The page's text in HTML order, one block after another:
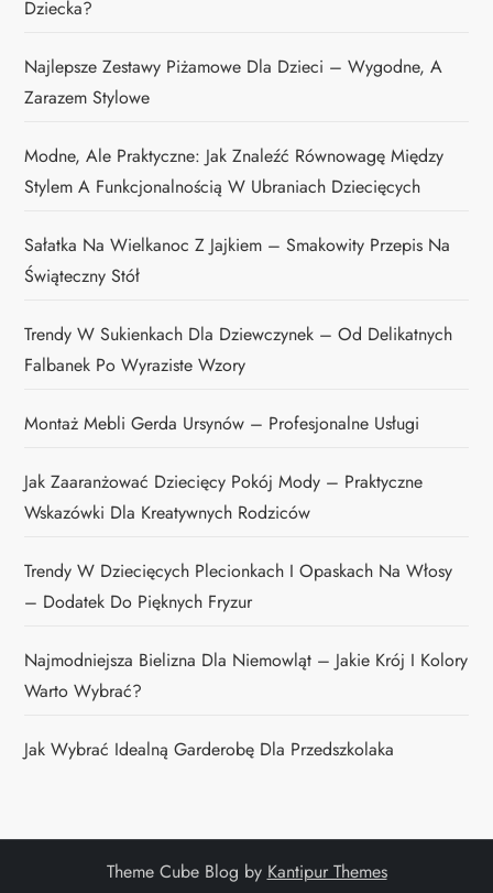
Dziecka?
Najlepsze Zestawy Piżamowe Dla Dzieci – Wygodne, A
Zarazem Stylowe
Modne, Ale Praktyczne: Jak Znaleźć Równowagę Między
Stylem A Funkcjonalnością W Ubraniach Dziecięcych
Sałatka Na Wielkanoc Z Jajkiem – Smakowity Przepis Na
Świąteczny Stół
Trendy W Sukienkach Dla Dziewczynek – Od Delikatnych
Falbanek Po Wyraziste Wzory
Montaż Mebli Gerda Ursynów – Profesjonalne Usługi
Jak Zaaranżować Dziecięcy Pokój Mody – Praktyczne
Wskazówki Dla Kreatywnych Rodziców
Trendy W Dziecięcych Plecionkach I Opaskach Na Włosy
– Dodatek Do Pięknych Fryzur
Najmodniejsza Bielizna Dla Niemowląt – Jakie Krój I Kolory
Warto Wybrać?
Jak Wybrać Idealną Garderobę Dla Przedszkolaka
Theme Cube Blog by Kantipur Themes